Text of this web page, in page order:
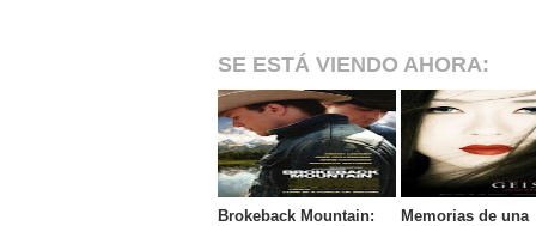
SE ESTÁ VIENDO AHORA:
Brokeback Mountain:
Memorias de una